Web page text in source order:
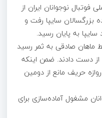
فوتبال نوجوانان ایران از
رده بزرگسالان سایپا رفت و
صادقی به ثمر رسید
از دست دادند. ضمن اینکه
حریف مانع از دومین
مشغول آماده‌سازی برای